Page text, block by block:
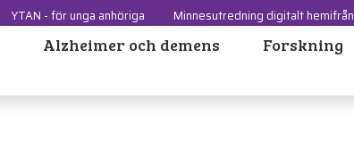
YTAN - för unga anhöriga Minnesutredning digitalt hemifrån
Alzheimer och demens Forskning